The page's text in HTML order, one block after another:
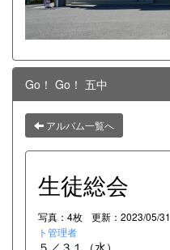
Go！ Go！ 五中
アルバム一覧へ
生徒総会
写真：4枚 更新：2023/05/31
ト管理者